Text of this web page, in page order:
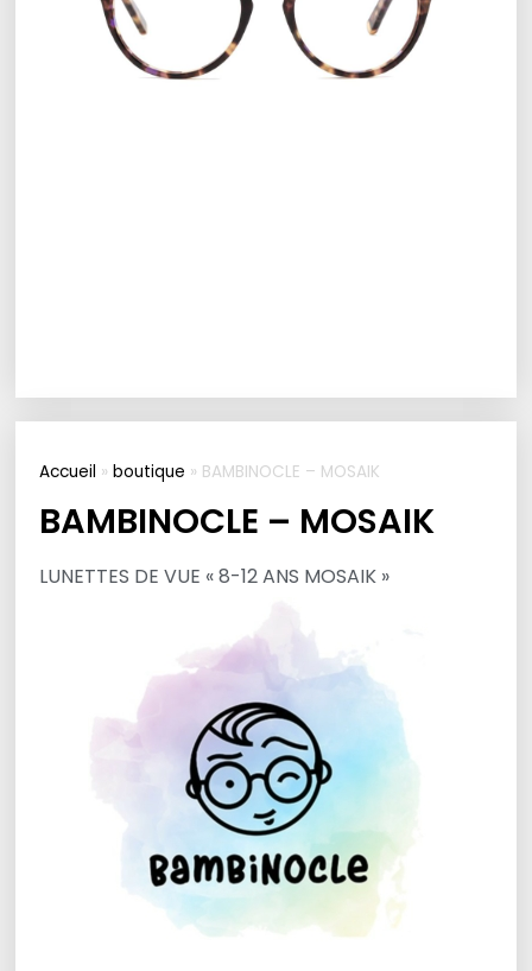
Accueil »boutique » BAMBINOCLE – MOSAIK
BAMBINOCLE – MOSAIK
LUNETTES DE VUE « 8-12 ANS MOSAIK »